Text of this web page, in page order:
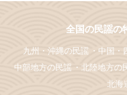
全国の民謡の
九州・沖縄の民謡 中国・
中部地方の民謡
北陸地方の
北海